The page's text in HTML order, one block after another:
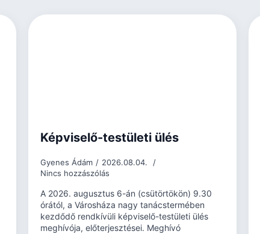
Képviselő-testületi ülés
Gyenes Ádám
2026.08.04.
Nincs hozzászólás
A 2026. augusztus 6-án (csütörtökön) 9.30
órától, a Városháza nagy tanácstermében
kezdődő rendkívüli képviselő-testületi ülés
meghívója, előterjesztései. Meghívó